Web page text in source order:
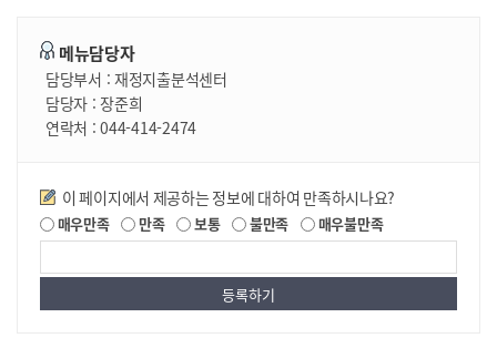
메뉴담당자
담당부서 :재정지출분석센터
담당자 :장준희
연락처 :044-414-2474
만족도조사
이 페이지에서 제공하는 정보에 대하여 만족하시나요?
매우만족 만족 보통 불만족 매우불만족